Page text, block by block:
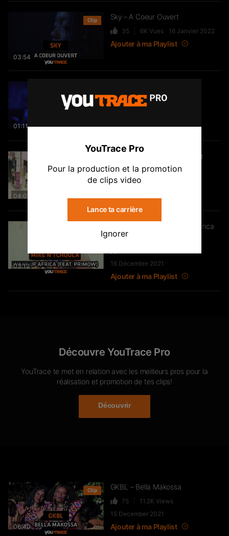
03:54
Clip Sky – A Coeur Ouvert
35 6K Vues 16 Janvier 2022
Ajouter à ma Playlist
01:11
246 15.3KVues
Ajouter à ma Playlist
04:07
Jojo Le Barbu – Le Week-end
2.8K 177.3KVues
7 Janvier 2022
03:12
Mike N’tchoula – Wake Up Africa
(feat. Primow)
16 Décembre 2021
Ajouter à ma Playlist
Découvre YouTrace Pro
YouTrace te met en relation avec les meilleurs pros pour la
réalisation et promotion de tes clips!
Découvrir
06:40
Clip GKBL – Bella Makossa
75 11.2K Views
15 December 2021
Ajouter à ma Playlist
YouTrace Pro
Pour la production et la promotion
de clips video
Lance ta carrière
Ignorer